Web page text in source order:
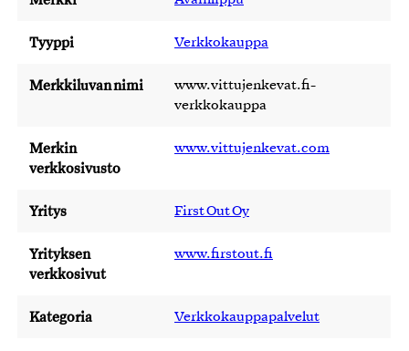
Tyyppi Verkkokauppa
Merkkiluvan nimi
www.vittujenkevat.fi-
verkkokauppa
Merkin
verkkosivusto
www.vittujenkevat.com
Yritys First Out Oy
Yrityksen
verkkosivut
www.firstout.fi
Kategoria Verkkokauppapalvelut